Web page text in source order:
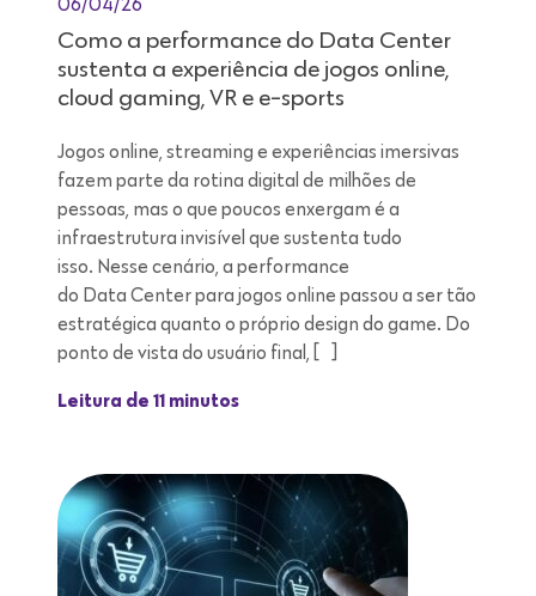
06/04/26
Como a performance do Data Center
sustenta a experiência de jogos online,
cloud gaming, VR e e-sports
Jogos online, streaming e experiências imersivas
fazem parte da rotina digital de milhões de
pessoas, mas o que poucos enxergam é a
infraestrutura invisível que sustenta tudo
isso. Nesse cenário, a performance
do Data Center para jogos online passou a ser tão
estratégica quanto o próprio design do game. Do
ponto de vista do usuário final, […]
Leitura de 11 minutos